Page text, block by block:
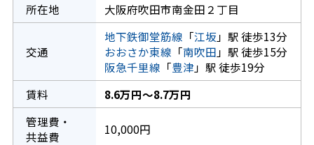
所在地 大阪府吹田市南金田２丁目
交通
地下鉄御堂筋線 「江坂」駅 徒歩13分
おおさか東線 「南吹田 」駅 徒歩15分
阪急千里線 「豊津」駅 徒歩19分
賃料
8.6万円～8.7万円
管理費・
共益費
10,000円